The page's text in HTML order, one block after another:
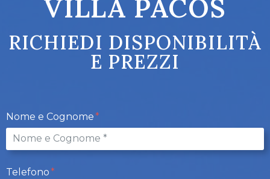
VILLA PACOS
RICHIEDI DISPONIBILITÀ
E PREZZI
Nome e Cognome
Telefono